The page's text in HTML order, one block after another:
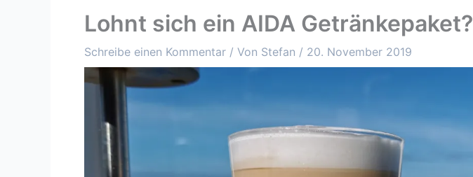
Lohnt sich ein AIDA Getränkepaket?
Schreibe einen Kommentar / Von Stefan / 20. November 2019